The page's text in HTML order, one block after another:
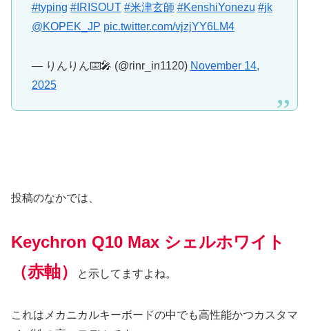
#typing #IRISOUT #米津玄師 #KenshiYonezu #jk
@KOPEK_JP pic.twitter.com/vjzjYY6LM4
— りんりん⌨️🎤 (@rinr_in1120) November 14,
2025
投稿のなかでは、
Keychron Q10 Max シェルホワイト
（赤軸）
と示してますよね。
これはメカニカルキーボードの中でも高性能かつカスタマ